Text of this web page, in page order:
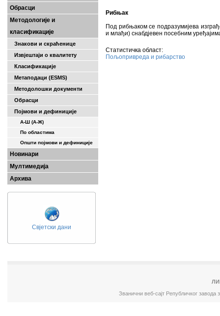
Обрасци
Методологије и
класификације
Знакови и скраћенице
Извјештаји о квалитету
Класификације
Метаподаци (ESMS)
Методолошки документи
Обрасци
Појмови и дефиниције
А-Ш (A-Ж)
По областима
Општи појмови и дефиниције
Новинари
Мултимедија
Архива
Свјетски дани
Рибњак
Под рибњаком се подразумијева
и млађи) снабдјевен посебним
Статистичка област:
Пољопривреда и рибарство
Званични веб-сајт Републичког